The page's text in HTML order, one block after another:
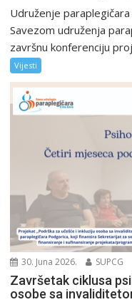
Udruženje
Savezom udruženja
završnu konferenciju
Vijesti
30. Juna 2026. SUPCG
Završetak ciklusa
osobe sa